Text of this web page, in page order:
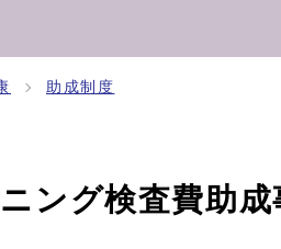
助成制度
ング検査費助成